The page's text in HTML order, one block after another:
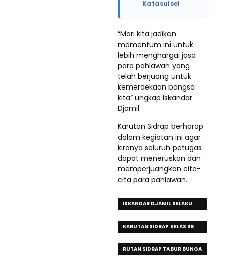
Katasulsel
“Mari kita jadikan
momentum ini untuk
lebih menghargai jasa
para pahlawan yang
telah berjuang untuk
kemerdekaan bangsa
kita” ungkap Iskandar
Djamil.
Karutan Sidrap berharap
dalam kegiatan ini agar
kiranya seluruh petugas
dapat meneruskan dan
memperjuangkan cita-
cita para pahlawan.
ISKANDAR DJAMIL SELAKU
KARUTAN SIDRAP KELAS IIB
RUTAN SIDRAP TABUR BUNGA